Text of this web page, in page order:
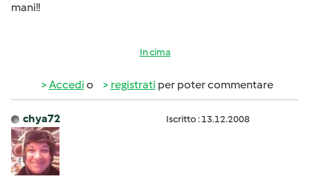
mani!!
In cima
Accedi o registrati per poter commentare
chya72 Iscritto : 13.12.2008